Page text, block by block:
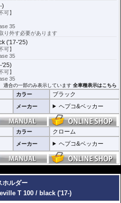
)
可】
35
り外す必要があります
('17-'25)
可】
35
'25)
可】
35
適合の一部のみ表示しています全車種表示はこちら
カラー ブラック
メーカー ヘプコ&ベッカー
カラー クローム
メーカー ヘプコ&ベッカー
ホルダー
T 100 / black ('17-)